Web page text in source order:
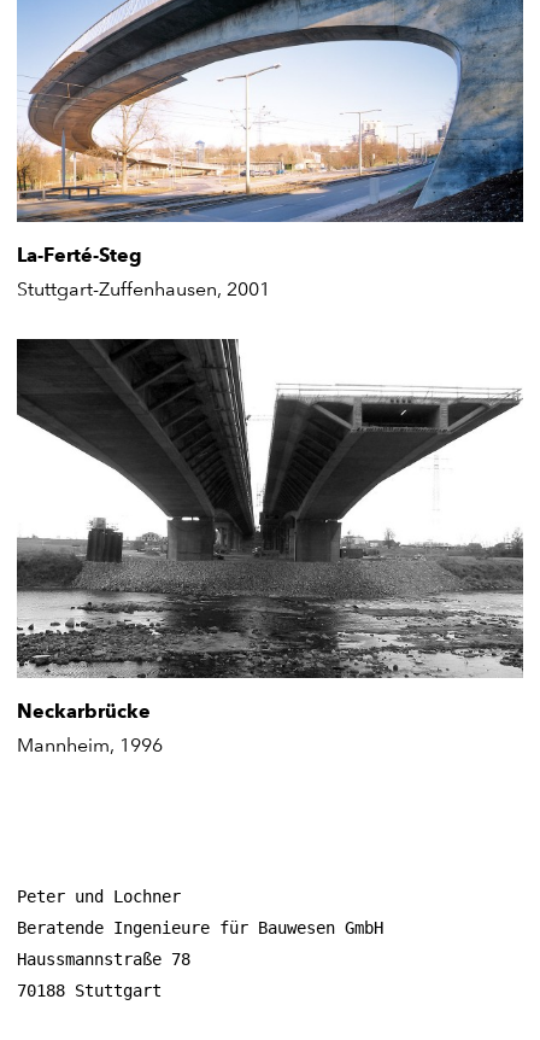
La-Ferté-Steg
Stuttgart-Zuffenhausen, 2001
Neckarbrücke
Mannheim, 1996
Peter und Lochner
Beratende Ingenieure für Bauwesen GmbH
Haussmannstraße 78
70188 Stuttgart